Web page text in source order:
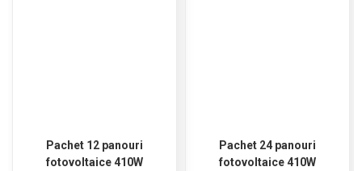
Pachet 12 panouri
fotovoltaice 410W
Pachet 24 panouri
fotovoltaice 410W